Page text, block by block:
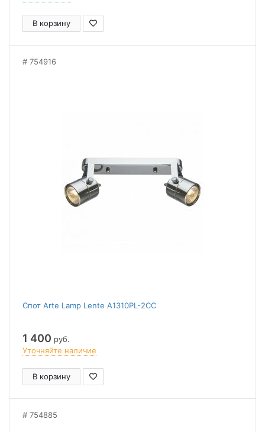
В корзину
754916
Спот Arte Lamp Lente A1310PL-2CC
1 400 руб.
Уточняйте наличие
В корзину
754885